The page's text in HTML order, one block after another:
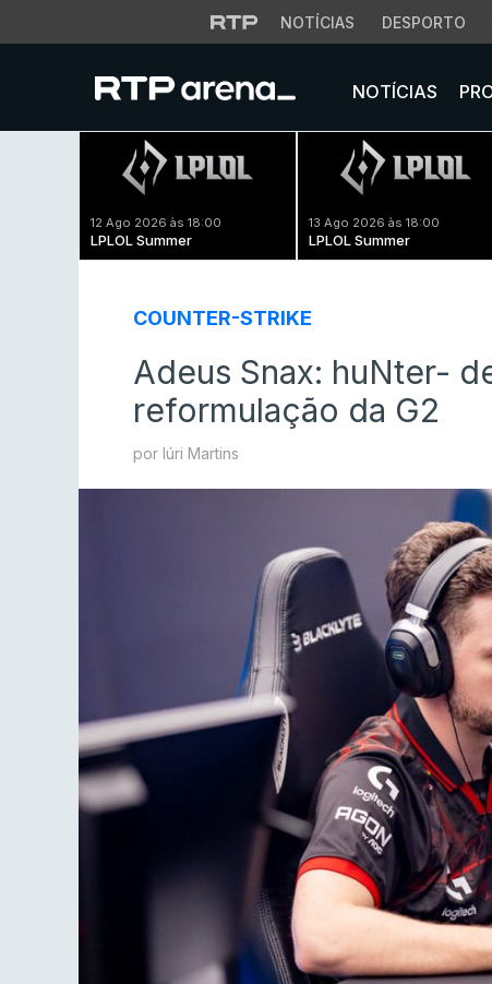
NOTÍCIAS DESPORTO
NOTÍCIAS
12 Ago 2026 às 18:00
LPLOL Summer
13 Ago 2026 às 18:00
LPLOL Summer
COUNTER-STRIKE
Adeus Snax: huNter-
reformulação da G2
por Iúri Martins